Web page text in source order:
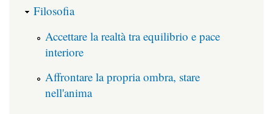
Filosofia
Accettare la realtà tra equilibrio e pace
interiore
Affrontare la propria ombra, stare
nell'anima